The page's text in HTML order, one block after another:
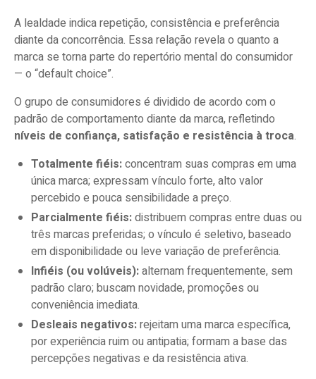
A lealdade indica repetição, consistência e preferência
diante da concorrência. Essa relação revela o quanto a
marca se torna parte do repertório mental do consumidor
— o “default choice”.
O grupo de consumidores é dividido de acordo com o
padrão de comportamento diante da marca, refletindo
níveis de confiança, satisfação e resistência à troca.
Totalmente fiéis:concentram suas compras em uma
única marca; expressam vínculo forte, alto valor
percebido e pouca sensibilidade a preço.
Parcialmente fiéis:distribuem compras entre duas ou
três marcas preferidas; o vínculo é seletivo, baseado
em disponibilidade ou leve variação de preferência.
Infiéis (ou volúveis):alternam frequentemente, sem
padrão claro; buscam novidade, promoções ou
conveniência imediata.
Desleais negativos:rejeitam uma marca específica,
por experiência ruim ou antipatia; formam a base das
percepções negativas e da resistência ativa.